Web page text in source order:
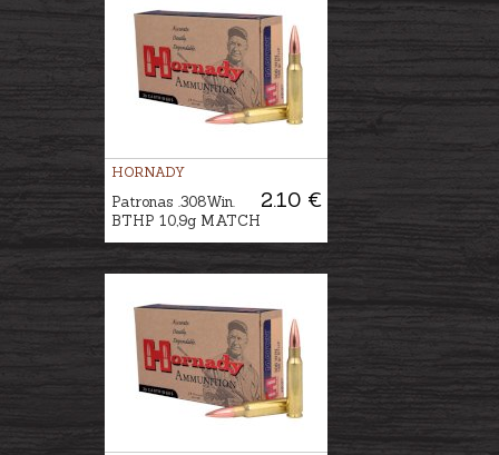
HORNADY
2.10 €
Patronas .308Win.
BTHP 10,9g MATCH